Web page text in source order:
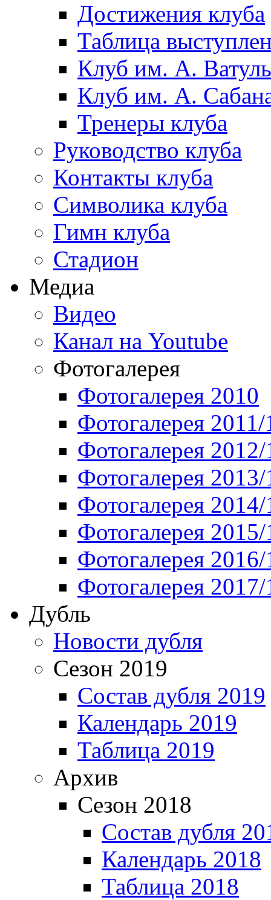
Достижения клуба
Таблица
Клуб им. А.
Клуб им. А.
Тренеры клуба
Руководство клуба
Контакты клуба
Символика клуба
Гимн клуба
Стадион
Медиа
Видео
Канал на Youtube
Фотогалерея
Фотогалерея 2010
Фотогалерея 2011/
Фотогалерея
Фотогалерея
Фотогалерея
Фотогалерея
Фотогалерея
Фотогалерея
Дубль
Новости дубля
Сезон 2019
Состав дубля 2019
Календарь 2019
Таблица 2019
Архив
Сезон 2018
Состав дубля
Календарь 2018
Таблица 2018